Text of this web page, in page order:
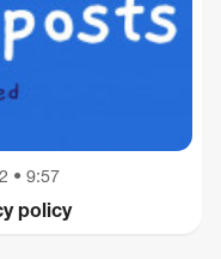
• 9:57
policy